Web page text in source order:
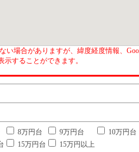
い場合がありますが、緯度経度情報、
することができます。
8万円台 9万円台
10万円台
15万円台 15万円以上